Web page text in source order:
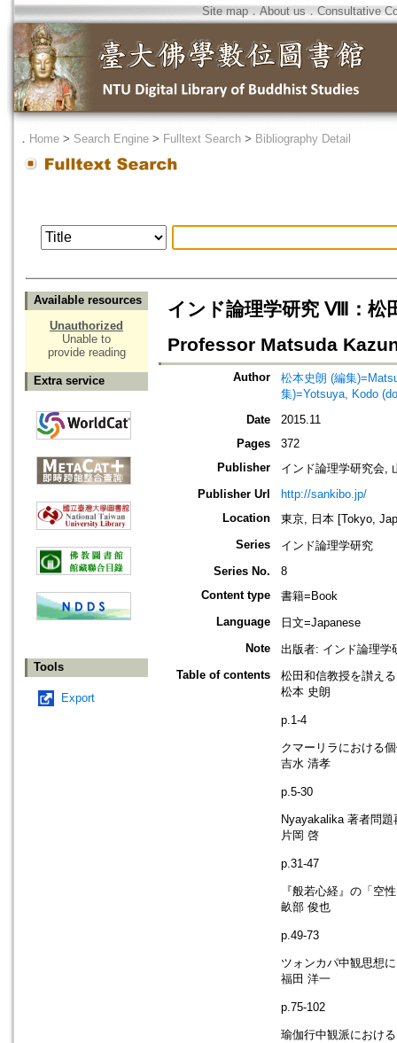
Site map．About us ． Consultative
． Home > Search Engine > Fulltext Search > Bibliography Detail
Available resources
Unauthorized
Unable to
provide reading
Extra service
Tools
Export
インド論理学研究 Ⅷ：松
Professor Matsuda
Author
松本史朗 (編集
集)=Yotsuya, Kodo
Date
2015.11
Pages
372
Publisher
インド論理学研究会,
Publisher Url
http://sankibo.jp/
Location
東京, 日本 [Tokyo,
Series
インド論理学研究
Series No.
8
Content type
書籍=Book
Language
日文=Japanese
Note
出版者: インド論理学
Table of contents
松田和信教授を讃え
松本 史朗
p.1-4
クマーリラにおける
吉水 清孝
p.5-30
Nyayakalika 著者問
片岡 啓
p.31-47
『般若心経』の「空
畝部 俊也
p.49-73
ツォンカパ中観思想
福田 洋一
p.75-102
瑜伽行中観派におけ